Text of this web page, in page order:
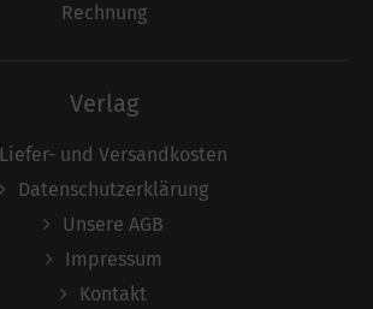
Rechnung
Verlag
Liefer- und Versandkosten
Datenschutzerklärung
Unsere AGB
Impressum
Kontakt